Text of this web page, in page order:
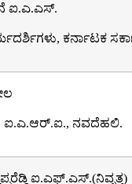
ಐ.ಎ.ಎಸ್.
ಕರ್ನಾಟಕ
ಐ.ಎ.ಆರ್.ಐ., ನವದೆಹಲಿ.
ಐ.ಎಫ್.ಎಸ್.(ನಿವೃತ್ತ)